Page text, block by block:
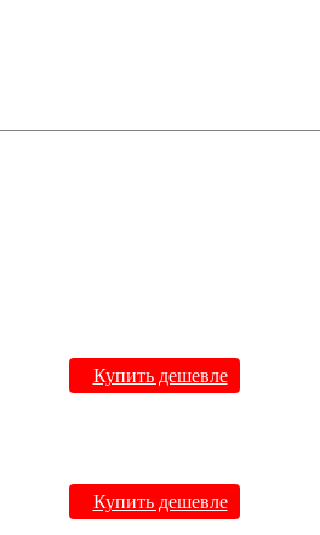
Купить дешевле
Купить дешевле